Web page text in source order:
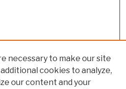
necessary to make our site
cookies to analyze,
our content and your